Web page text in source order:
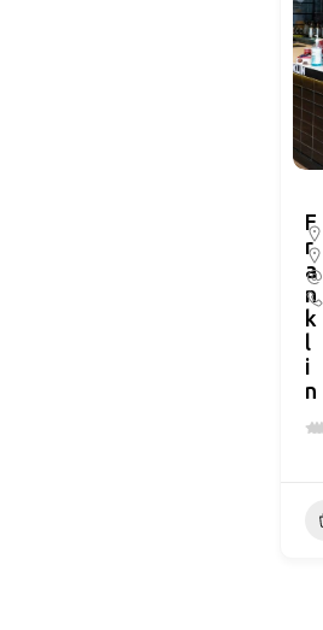
F
r
a
n
k
l
i
n